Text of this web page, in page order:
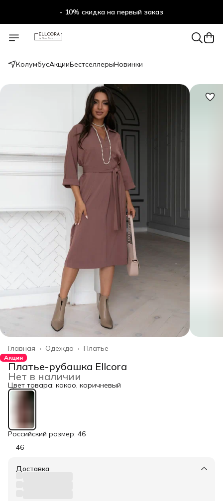
- 10% скидка на первый заказ
- 10% скидка на первый заказ
КолумбусАкцииБестселлерыНовинки
Платье
Одежда ›
Главная ›
Акция
Платье-рубашка Ellcora
Нет в наличии
Цвет товара: какао, коричневый
Российский размер: 46
46
Доставка